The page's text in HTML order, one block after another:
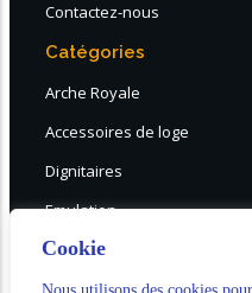
Cookie
Contactez-nous
Catégories
Arche Royale
Accessoires de loge
Dignitaires
Emulation
DESTOCKAGE